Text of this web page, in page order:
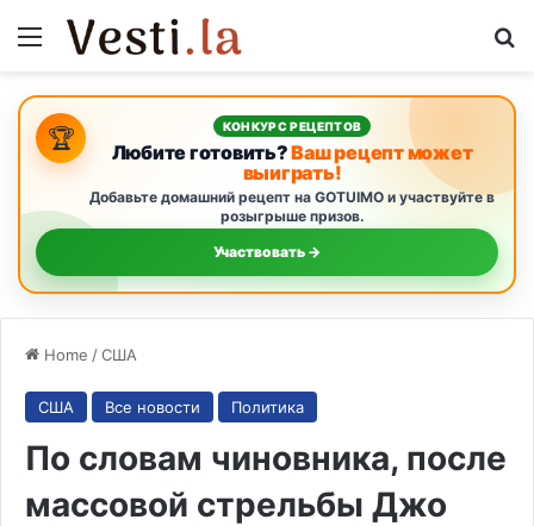
Menu
🏆 КОНКУРС РЕЦЕПТОВ
Любите готовить?Ваш рецепт может
выиграть!
Добавьте домашний рецепт на GOTUIMO и участвуйте в
розыгрыше призов.
Участвовать →
Home /США
США Все новости Политика
По словам чиновника, после
массовой стрельбы Джо